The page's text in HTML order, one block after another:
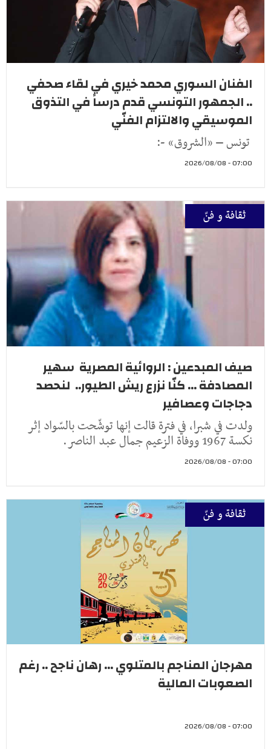
الفنان السوري محمد خيري في لقاء صحفي
.. الجمهور التونسي قدم درساً في التذوق
الموسيقي والالتزام الفنّي
تونس – «الشروق» -:
07:00 - 2026/08/08
ثقافة و فنّ
صيف المبدعين : الروائية المصرية سهير
المصادفة ... كنّا نزرع ريش الطيور.. لنحصد
دجاجات وعصافير
ولدت في شبرا، في فترة قالت إنها توشّحت بالسّواد إثر
نكسة 1967 ووفاة الزعيم جمال عبد الناصر.
07:00 - 2026/08/08
ثقافة و فنّ
مهرجان المناجم بالمتلوي ... رهان ناجح .. رغم
الصعوبات المالية
07:00 - 2026/08/08